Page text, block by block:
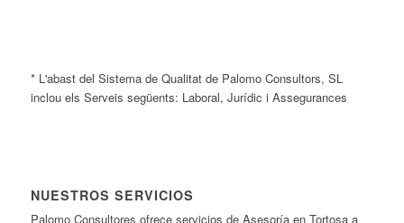
* L'abast del Sistema de Qualitat de Palomo Consultors, SL
inclou els Serveis següents: Laboral, Jurídic i Assegurances
NUESTROS SERVICIOS
Palomo Consultores ofrece servicios de Asesoría en Tortosa a